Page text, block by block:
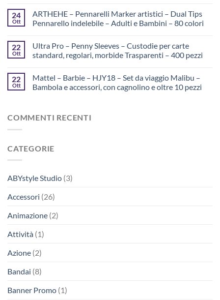
24
Ott
ARTHEHE – Pennarelli Marker artistici – Dual Tips
Pennarello indelebile – Adulti e Bambini – 80 colori
22
Ott
Ultra Pro – Penny Sleeves – Custodie per carte
standard, regolari, morbide Trasparenti – 400 pezzi
22
Ott
Mattel – Barbie – HJY18 – Set da viaggio Malibu –
Bambola e accessori, con cagnolino e oltre 10 pezzi
COMMENTI RECENTI
CATEGORIE
ABYstyle Studio (3)
Accessori (26)
Animazione (2)
Attività (1)
Azione (2)
Bandai (8)
Banner Promo (1)